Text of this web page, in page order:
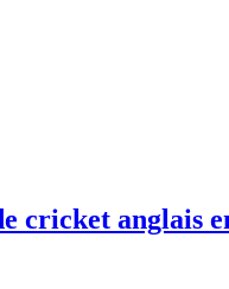
cricket anglais